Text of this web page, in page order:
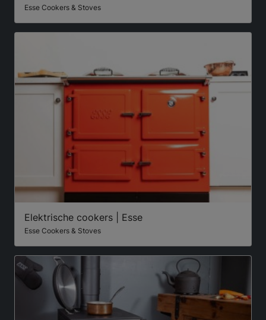
Esse Cookers & Stoves
Elektrische cookers | Esse
Esse Cookers & Stoves